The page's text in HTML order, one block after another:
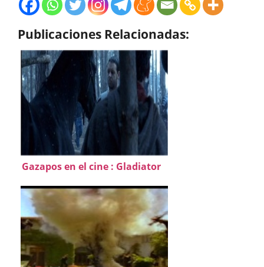
Publicaciones Relacionadas:
Gazapos en el cine : Gladiator